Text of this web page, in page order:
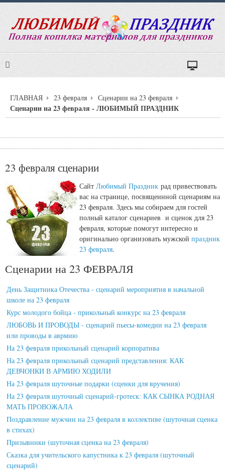
ГЛАВНАЯ 23 февраля Сценарии на 23 февраля
Сценарии на 23 февраля - ЛЮБИМЫЙ ПРАЗДНИК
23 февраля сценарии
Сайт Любимый Праздник рад привествовать
вас на странице, посвященнной сценариям на
23 февраля. Здесь мы собираем для гостей
полный каталог сценариев и сценок для 23
февраля, которые помогут интересно и
оригинально организовать мужской праздник
23 февраля.
Сценарии на 23 ФЕВРАЛЯ
День Защитника Отечества - сценарий мероприятия в начальной
школе на 23 февраля
Курс молодого бойца - прикольный конкурс на 23 февраля
ЛЮБОВЬ И ПРОВОДЫ - сценарий пьесы-комедии на 23 февраля
или проводы в аврмию
На 23 февраля прикольный сценарий корпоратива
На 23 февраля прикольный сценарий представления: КАК
ДЕВЧОНКИ В АРМИЮ ХОДИЛИ
На 23 февраля шуточные подарки (сценки для вручения)
На 23 февраля шуточный сценарий-гротеск: КАК СЫНКА РОДНАЯ
МАТЬ ПРОВОЖАЛА
Поздравление мужчин на 23 февраля в коллективе (шуточная сценка
в стихах)
Призывники (шуточная сценка на 23 февраля)
Сказка для учительского капустника к 23 февраля (шуточный
сценарий)